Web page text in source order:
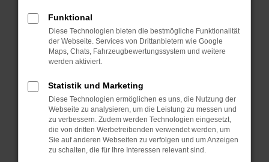
Starte dein Gerät neu.
Das kann manchmal helfen, vorübergehende
Probleme zu beheben.
Betriebssystem auf dem neuesten Stand
sind.
Veraltete Software birgt nicht nur ein
Sicherheitsrisiko, sondern kann auch dazu
führen, dass bestimmte Funktionen nicht mehr
unterstützt werden.
Funktional
Diese Technologien bieten die bestmögliche Funktionalität
der Webseite. Services von Drittanbietern wie Google
Maps, Chats, Fahrzeugbewertungssystem und weitere
werden aktiviert.
Statistik und Marketing
Diese Technologien ermöglichen es uns, die Nutzung der
Webseite zu analysieren, um die Leistung zu messen und
zu verbessern. Zudem werden Technologien eingesetzt,
die von dritten Werbetreibenden verwendet werden, um
Sie auf anderen Webseiten zu verfolgen und um Anzeigen
zu schalten, die für Ihre Interessen relevant sind.